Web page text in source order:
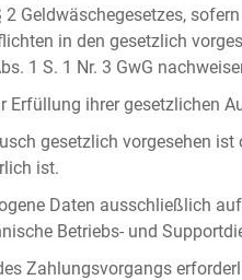
Geldwäschegesetzes,
in den gesetzlich
1 S. 1 Nr. 3 GwG
ihrer gesetzlichen
gesetzlich vorgesehen
ist.
Daten ausschließlich
Betriebs- und
Zahlungsvorgangs